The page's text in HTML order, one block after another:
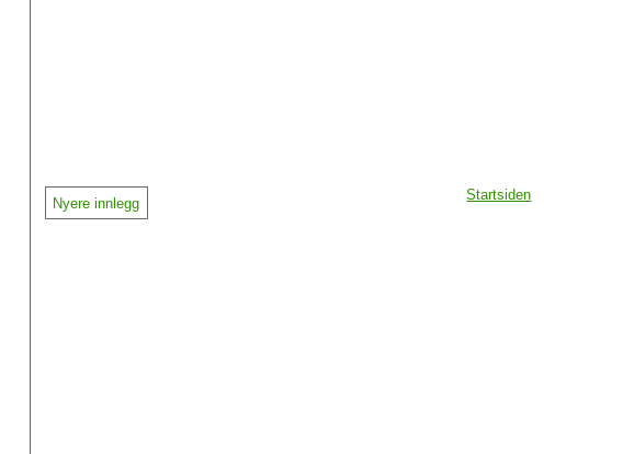
Nyere innlegg Startsiden